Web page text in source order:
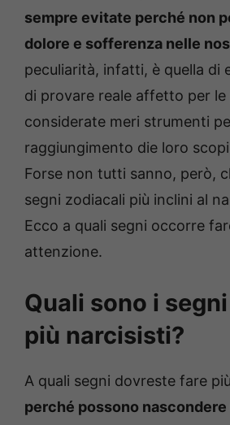
sempre evitate perché non
dolore e sofferenza nelle
peculiarità, infatti, è quella di
di provare reale affetto per le
considerate meri strumenti
raggiungimento die loro
Forse non tutti sanno, però,
segni zodiacali più inclini al
Ecco a quali segni occorre
attenzione.
Quali sono i
più narcisisti?
A quali segni dovreste fare
perché possono